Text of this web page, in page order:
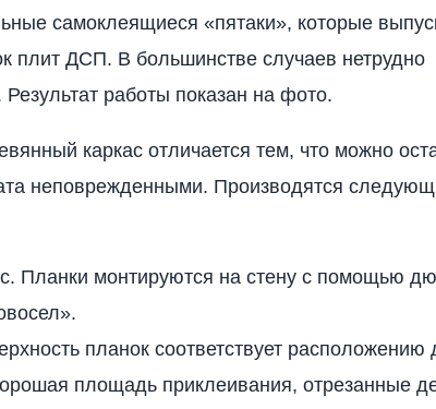
самоклеящиеся «пятаки», которые
плит ДСП. В большинстве случаев нетрудно
работы показан на фото.
каркас отличается тем, что можно
неповрежденными. Производятся
Планки монтируются на стену с помощью
планок соответствует расположению
площадь приклеивания, отрезанные